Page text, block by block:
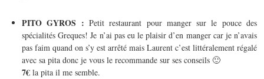
PITO GYROS : Petit restaurant pour manger sur le pouce des
spécialités Greques! Je n’ai pas eu le plaisir d’en manger car je n’avais
pas faim quand on s’y est arrêté mais Laurent c’est littéralement régalé
avec sa pita donc je vous le recommande sur ses conseils 🙂
7€ la pita il me semble.